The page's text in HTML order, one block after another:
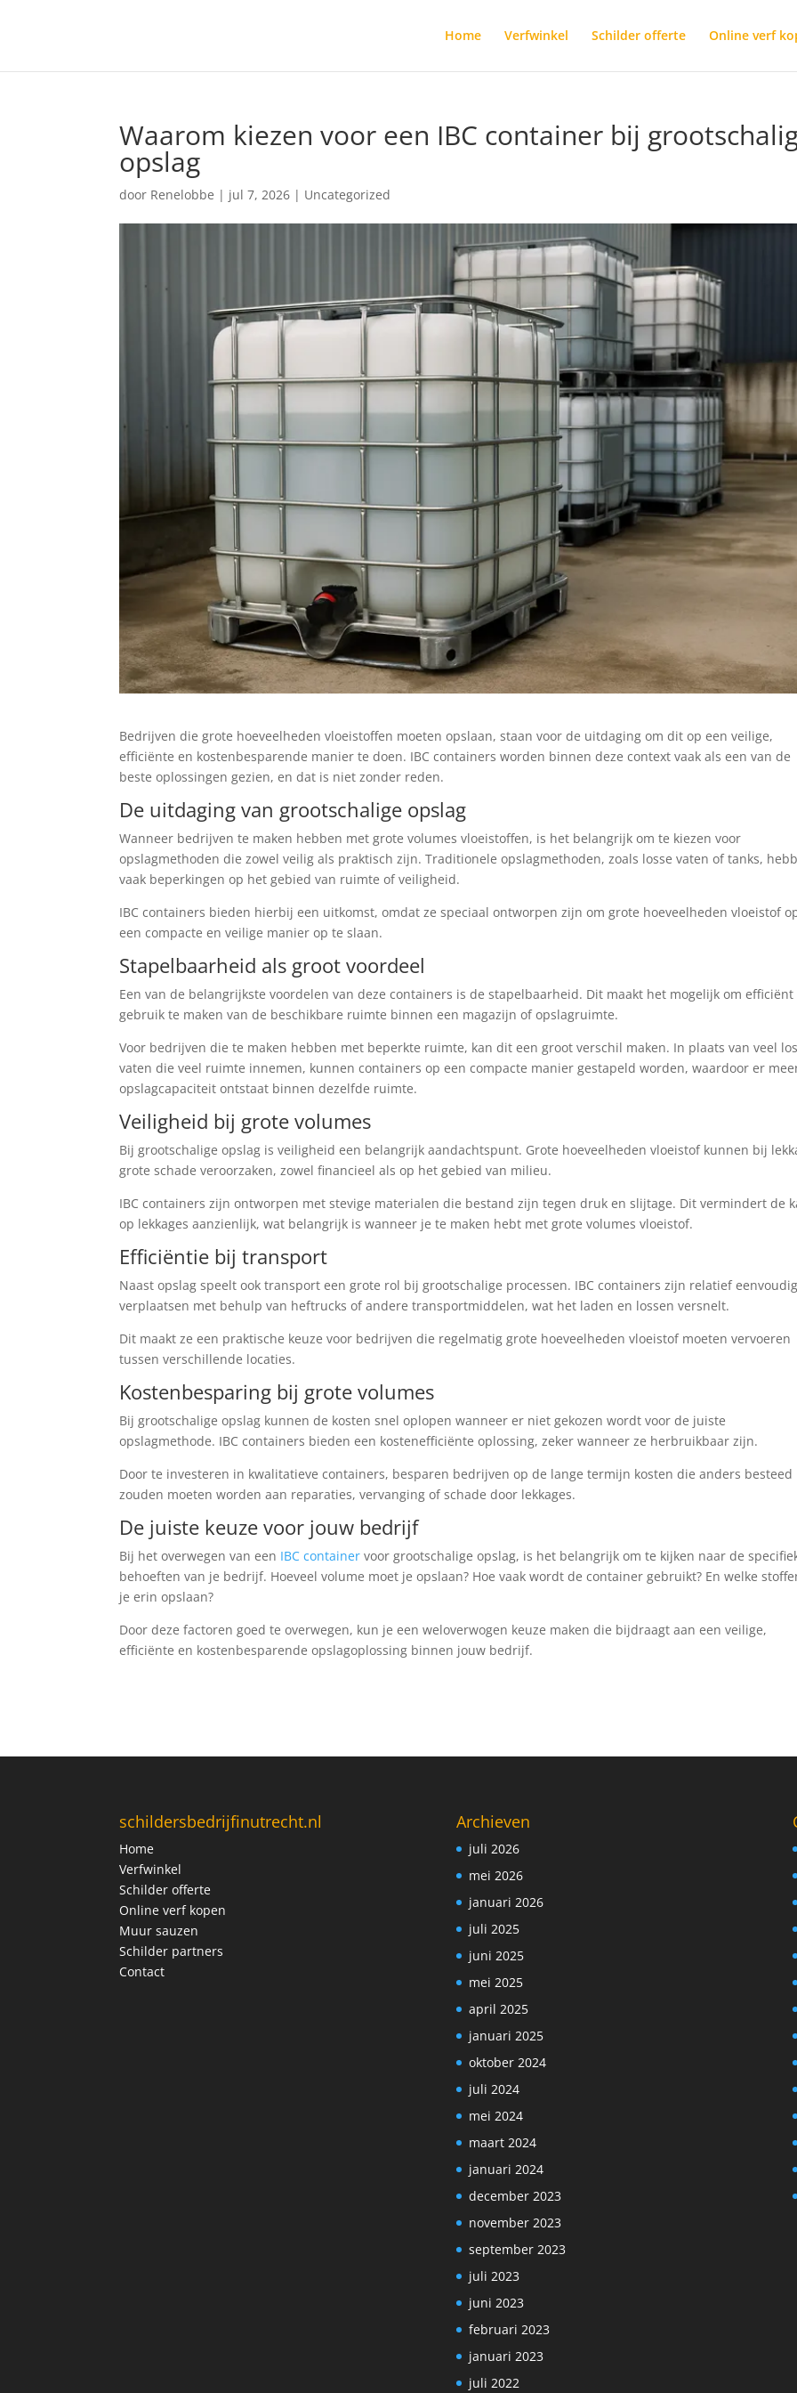
Home Verfwinkel Schilder offerte Online verf
Waarom kiezen voor een IBC container bij
opslag
door Renelobbe | jul 7, 2026 | Uncategorized
Bedrijven die grote hoeveelheden vloeistoffen moeten opslaan, staan voor de uitdaging om dit op een veilige,
efficiënte en kostenbesparende manier te doen. IBC containers worden binnen deze context vaak als een van de
beste oplossingen gezien, en dat is niet zonder reden.
De uitdaging van grootschalige opslag
Wanneer bedrijven te maken hebben met grote volumes vloeistoffen, is het belangrijk om te kiezen voor
opslagmethoden die zowel veilig als praktisch zijn. Traditionele opslagmethoden, zoals losse vaten of tanks,
vaak beperkingen op het gebied van ruimte of veiligheid.
IBC containers bieden hierbij een uitkomst, omdat ze speciaal ontworpen zijn om grote hoeveelheden vloeistof
een compacte en veilige manier op te slaan.
Stapelbaarheid als groot voordeel
Een van de belangrijkste voordelen van deze containers is de stapelbaarheid. Dit maakt het mogelijk om efficiënt
gebruik te maken van de beschikbare ruimte binnen een magazijn of opslagruimte.
Voor bedrijven die te maken hebben met beperkte ruimte, kan dit een groot verschil maken. In plaats van veel
vaten die veel ruimte innemen, kunnen containers op een compacte manier gestapeld worden, waardoor er
opslagcapaciteit ontstaat binnen dezelfde ruimte.
Veiligheid bij grote volumes
Bij grootschalige opslag is veiligheid een belangrijk aandachtspunt. Grote hoeveelheden vloeistof kunnen bij
grote schade veroorzaken, zowel financieel als op het gebied van milieu.
IBC containers zijn ontworpen met stevige materialen die bestand zijn tegen druk en slijtage. Dit vermindert de
op lekkages aanzienlijk, wat belangrijk is wanneer je te maken hebt met grote volumes vloeistof.
Efficiëntie bij transport
Naast opslag speelt ook transport een grote rol bij grootschalige processen. IBC containers zijn relatief
verplaatsen met behulp van heftrucks of andere transportmiddelen, wat het laden en lossen versnelt.
Dit maakt ze een praktische keuze voor bedrijven die regelmatig grote hoeveelheden vloeistof moeten vervoeren
tussen verschillende locaties.
Kostenbesparing bij grote volumes
Bij grootschalige opslag kunnen de kosten snel oplopen wanneer er niet gekozen wordt voor de juiste
opslagmethode. IBC containers bieden een kostenefficiënte oplossing, zeker wanneer ze herbruikbaar zijn.
Door te investeren in kwalitatieve containers, besparen bedrijven op de lange termijn kosten die anders besteed
zouden moeten worden aan reparaties, vervanging of schade door lekkages.
De juiste keuze voor jouw bedrijf
Bij het overwegen van een IBC container voor grootschalige opslag, is het belangrijk om te kijken naar de
behoeften van je bedrijf. Hoeveel volume moet je opslaan? Hoe vaak wordt de container gebruikt? En welke
je erin opslaan?
Door deze factoren goed te overwegen, kun je een weloverwogen keuze maken die bijdraagt aan een veilige,
efficiënte en kostenbesparende opslagoplossing binnen jouw bedrijf.
schildersbedrijfinutrecht.nl
Home
Verfwinkel
Schilder offerte
Online verf kopen
Muur sauzen
Schilder partners
Contact
Archieven
juli 2026
mei 2026
januari 2026
juli 2025
juni 2025
mei 2025
april 2025
januari 2025
oktober 2024
juli 2024
mei 2024
maart 2024
januari 2024
december 2023
november 2023
september 2023
juli 2023
juni 2023
februari 2023
januari 2023
juli 2022